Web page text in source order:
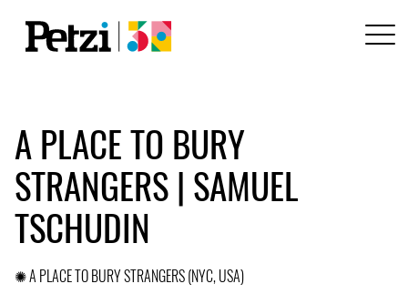
A PLACE TO BURY
STRANGERS | SAMUEL
TSCHUDIN
✺ A PLACE TO BURY STRANGERS (NYC, USA)